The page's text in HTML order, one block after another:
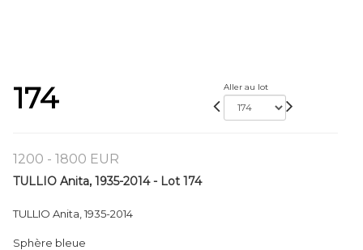
174 Aller au lot
1200 - 1800 EUR
TULLIO Anita, 1935-2014 - Lot 174
TULLIO Anita, 1935-2014
Sphère bleue